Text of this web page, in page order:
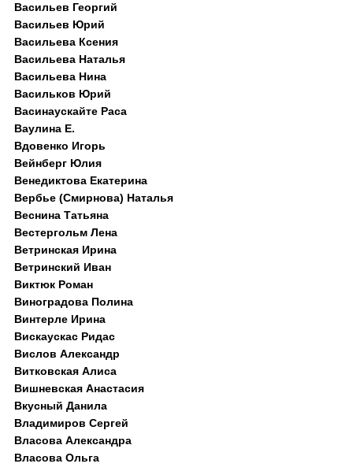
Васильев Георгий
Васильев Юрий
Васильева Ксения
Васильева Наталья
Васильева Нина
Васильков Юрий
Васинаускайте Раса
Ваулина Е.
Вдовенко Игорь
Вейнберг Юлия
Венедиктова Екатерина
Вербье (Смирнова) Наталья
Веснина Татьяна
Вестергольм Лена
Ветринская Ирина
Ветринский Иван
Виктюк Роман
Виноградова Полина
Винтерле Ирина
Вискаускас Ридас
Вислов Александр
Витковская Алиса
Вишневская Анастасия
Вкусный Данила
Владимиров Сергей
Власова Александра
Власова Ольга